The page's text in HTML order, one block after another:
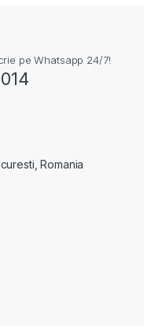
pe Whatsapp 24/7!
Romania